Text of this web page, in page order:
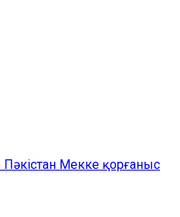
Мекке қорғаныс